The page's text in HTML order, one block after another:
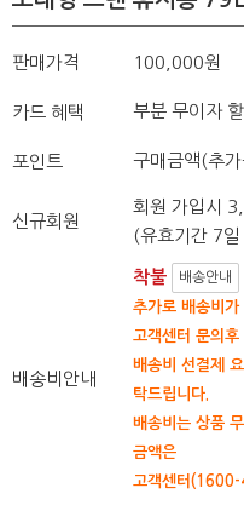
판매가격 100,000원
카드 혜택 부분 무이자
포인트 구매금액(추
신규회원
회원 가입시
(유효기간 7
배송비안내
착불 배송안내
추가로 배송비가
고객센터 문의후
배송비 선결제
탁드립니다.
배송비는 상품
금액은
고객센터(1600-